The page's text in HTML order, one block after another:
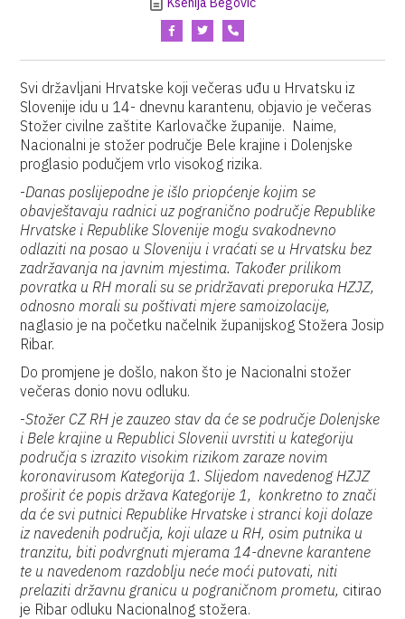
Svi državljani Hrvatske koji večeras uđu u Hrvatsku iz
Slovenije idu u 14- dnevnu karantenu, objavio je večeras
Stožer civilne zaštite Karlovačke županije. Naime,
Nacionalni je stožer područje Bele krajine i Dolenjske
proglasio podučjem vrlo visokog rizika.
-Danas poslijepodne je išlo priopćenje kojim se
obavještavaju radnici uz pogranično područje Republike
Hrvatske i Republike Slovenije mogu svakodnevno
odlaziti na posao u Sloveniju i vraćati se u Hrvatsku bez
zadržavanja na javnim mjestima. Također prilikom
povratka u RH morali su se pridržavati preporuka HZJZ,
odnosno morali su poštivati mjere samoizolacije,
naglasio je na početku načelnik županijskog Stožera Josip
Ribar.
Do promjene je došlo, nakon što je Nacionalni stožer
večeras donio novu odluku.
-Stožer CZ RH je zauzeo stav da će se područje Dolenjske
i Bele krajine u Republici Slovenii uvrstiti u kategoriju
područja s izrazito visokim rizikom zaraze novim
koronavirusom Kategorija 1. Slijedom navedenog HZJZ
proširit će popis država Kategorije 1, konkretno to znači
da će svi putnici Republike Hrvatske i stranci koji dolaze
iz navedenih područja, koji ulaze u RH, osim putnika u
tranzitu, biti podvrgnuti mjerama 14-dnevne karantene
te u navedenom razdoblju neće moći putovati, niti
prelaziti državnu granicu u pograničnom prometu, citirao
je Ribar odluku Nacionalnog stožera.